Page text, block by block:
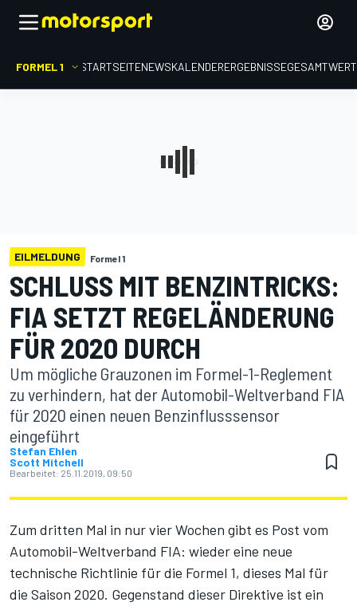
FORMEL 1 STARTSEITENEWSKALENDERERGEBNISSE
EILMELDUNG Formel 1
SCHLUSS MIT BENZINTRICKS:
FIA SETZT REGELÄNDERUNG
FÜR 2020 DURCH
Um mögliche Grauzonen im Formel-1-Reglement
zu verhindern, hat der Automobil-Weltverband FIA
für 2020 einen neuen Benzinflusssensor
eingeführt
Stefan Ehlen
Scott Mitchell
Bearbeitet: 25.11.2019, 09:50
Zum dritten Mal in nur vier Wochen gibt es Post vom
Automobil-Weltverband FIA: wieder eine neue
technische Richtlinie für die Formel 1, dieses Mal für
die Saison 2020. Gegenstand dieser Direktive ist ein